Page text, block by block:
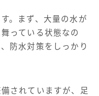
。まず、大量の水が
っている状態なの
防水対策をしっかり
されていますが、足